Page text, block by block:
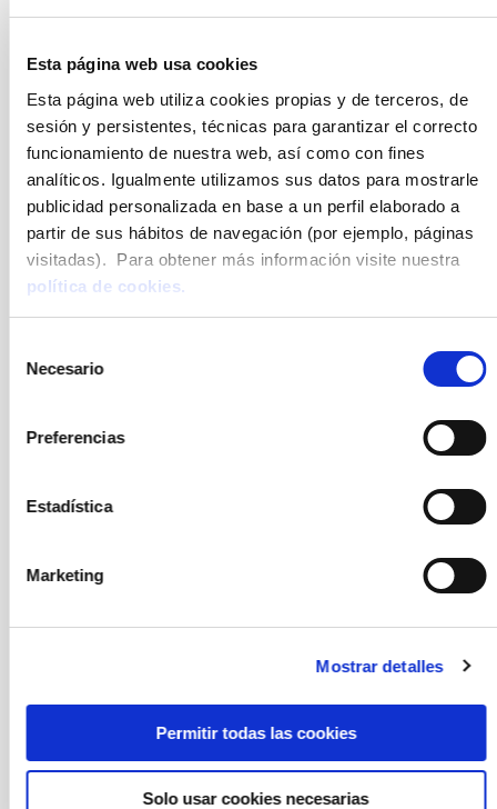
Esta página web usa cookies
Esta página web utiliza cookies propias y de terceros, de
sesión y persistentes, técnicas para garantizar el correcto
funcionamiento de nuestra web, así como con fines
analíticos. Igualmente utilizamos sus datos para mostrarle
publicidad personalizada en base a un perfil elaborado a
partir de sus hábitos de navegación (por ejemplo, páginas
visitadas). Para obtener más información visite nuestra
política de cookies.
Necesario
Preferencias
Estadística
Marketing
Mostrar detalles
Permitir todas las cookies
Solo usar cookies necesarias